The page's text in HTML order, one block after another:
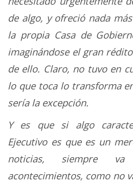
de algo, y ofreció nada
la propia Casa de
imaginándose el gran
de ello. Claro, no tuvo en
lo que toca lo transforma
sería la excepción.
Y es que si algo
Ejecutivo es que es un
noticias, siempre
acontecimientos, como no